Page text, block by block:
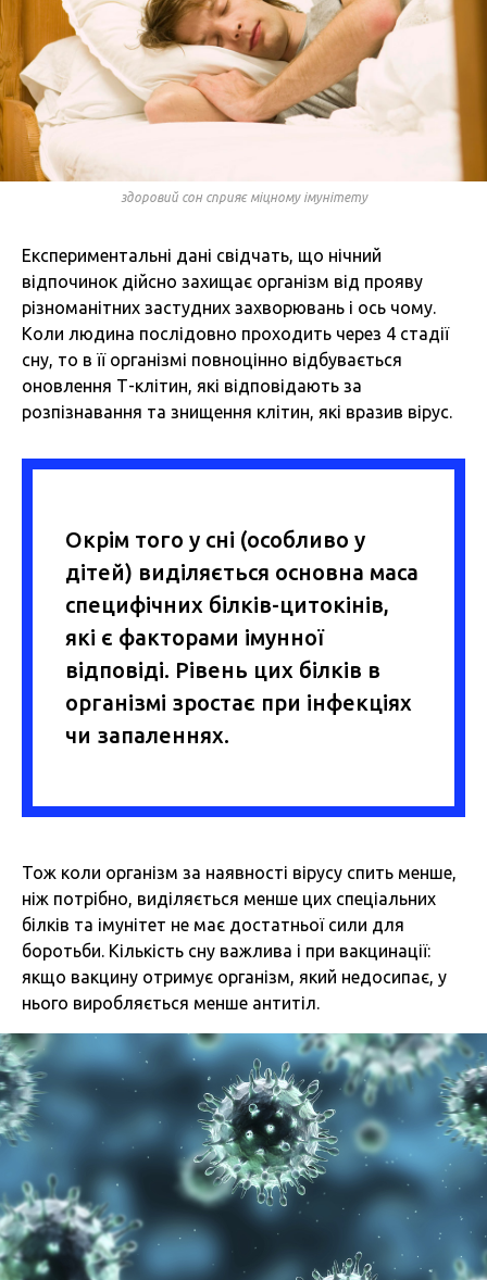
здоровий сон сприяє міцному імунітету
Експериментальні дані свідчать, що нічний
відпочинок дійсно захищає організм від прояву
різноманітних застудних захворювань і ось чому.
Коли людина послідовно проходить через 4 стадії
сну, то в її організмі повноцінно відбувається
оновлення Т-клітин, які відповідають за
розпізнавання та знищення клітин, які вразив вірус.
Окрім того у сні (особливо у
дітей) виділяється основна маса
специфічних білків-цитокінів,
які є факторами імунної
відповіді. Рівень цих білків в
організмі зростає при інфекціях
чи запаленнях.
Тож коли організм за наявності вірусу спить менше,
ніж потрібно, виділяється менше цих спеціальних
білків та імунітет не має достатньої сили для
боротьби. Кількість сну важлива і при вакцинації:
якщо вакцину отримує організм, який недосипає, у
нього виробляється менше антитіл.